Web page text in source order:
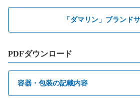
「ダマリン」ブランド
PDFダウンロード
容器・包装の記載内容